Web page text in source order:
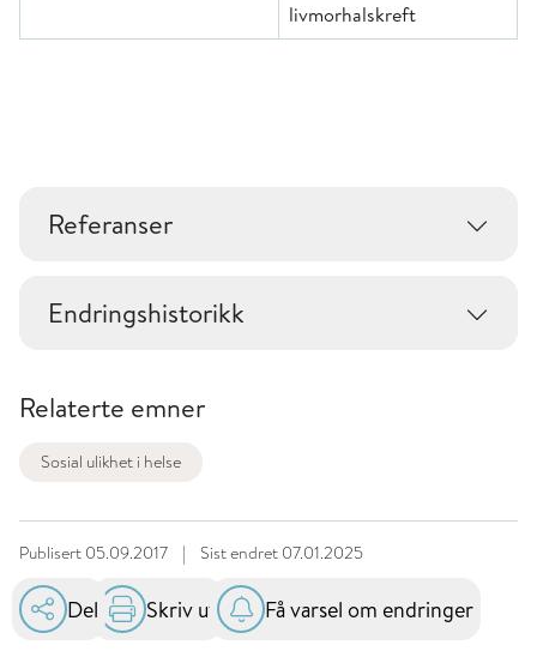
livmorhalskreft
Referanser
Endringshistorikk
Relaterte emner
Sosial ulikhet i helse
Publisert 05.09.2017 | Sist endret 07.01.2025
Del Skriv ut Få varsel om endringer